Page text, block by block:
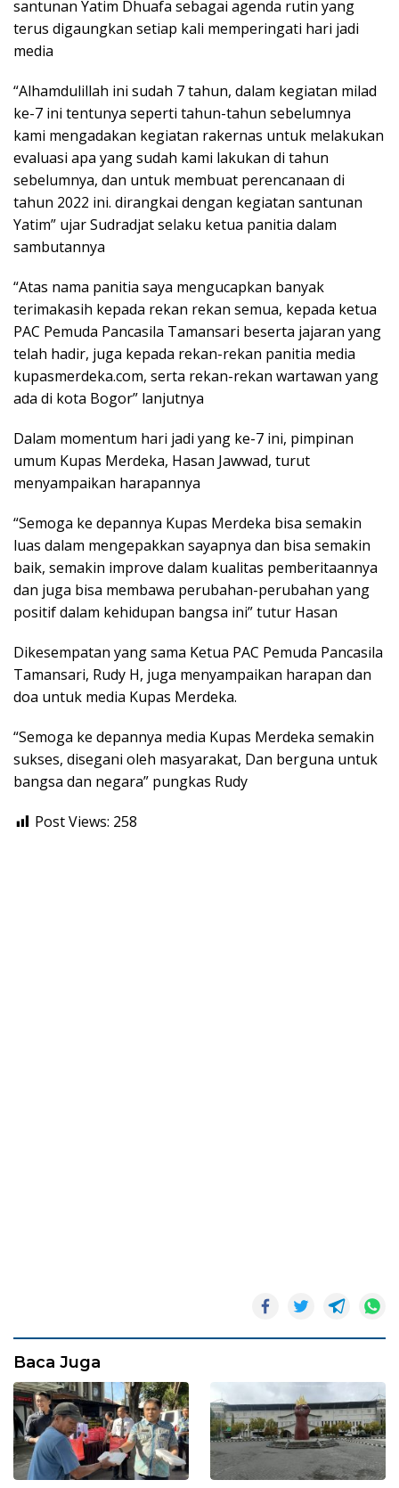
santunan Yatim Dhuafa sebagai agenda rutin yang
terus digaungkan setiap kali memperingati hari jadi
media
“Alhamdulillah ini sudah 7 tahun, dalam kegiatan milad
ke-7 ini tentunya seperti tahun-tahun sebelumnya
kami mengadakan kegiatan rakernas untuk melakukan
evaluasi apa yang sudah kami lakukan di tahun
sebelumnya, dan untuk membuat perencanaan di
tahun 2022 ini. dirangkai dengan kegiatan santunan
Yatim” ujar Sudradjat selaku ketua panitia dalam
sambutannya
“Atas nama panitia saya mengucapkan banyak
terimakasih kepada rekan rekan semua, kepada ketua
PAC Pemuda Pancasila Tamansari beserta jajaran yang
telah hadir, juga kepada rekan-rekan panitia media
kupasmerdeka.com, serta rekan-rekan wartawan yang
ada di kota Bogor” lanjutnya
Dalam momentum hari jadi yang ke-7 ini, pimpinan
umum Kupas Merdeka, Hasan Jawwad, turut
menyampaikan harapannya
“Semoga ke depannya Kupas Merdeka bisa semakin
luas dalam mengepakkan sayapnya dan bisa semakin
baik, semakin improve dalam kualitas pemberitaannya
dan juga bisa membawa perubahan-perubahan yang
positif dalam kehidupan bangsa ini” tutur Hasan
Dikesempatan yang sama Ketua PAC Pemuda Pancasila
Tamansari, Rudy H, juga menyampaikan harapan dan
doa untuk media Kupas Merdeka.
“Semoga ke depannya media Kupas Merdeka semakin
sukses, disegani oleh masyarakat, Dan berguna untuk
bangsa dan negara” pungkas Rudy
Post Views: 258
Baca Juga